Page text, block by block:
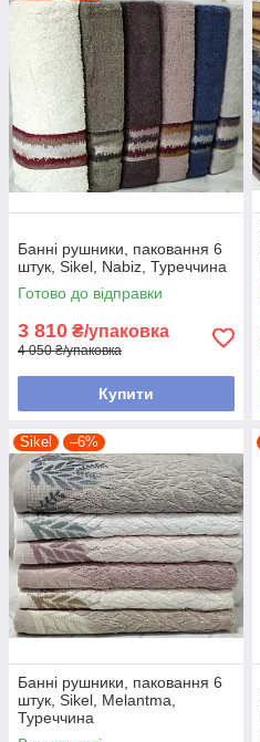
Банні рушники, паковання 6
штук, Sikel, Nabiz, Туреччина
Готово до відправки
3 810 ₴/упаковка
4 050 ₴/упаковка
Купити
Sikel –6%
Банні рушники, паковання 6
штук, Sikel, Melantma,
Туреччина